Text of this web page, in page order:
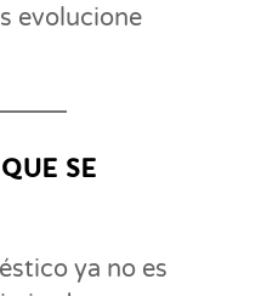
evolucione
SE
ya no es